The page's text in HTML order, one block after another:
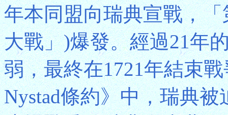
年本同盟向瑞典宣戰，
大戰」)爆發。經過21年
弱，最終在1721年結束
Nystad條約》中，瑞典